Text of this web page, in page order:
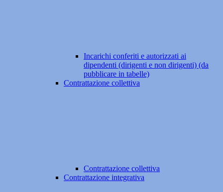
Incarichi conferiti e autorizzati ai
dipendenti (dirigenti e non dirigenti) (da
pubblicare in tabelle)
Contrattazione collettiva
Contrattazione collettiva
Contrattazione integrativa